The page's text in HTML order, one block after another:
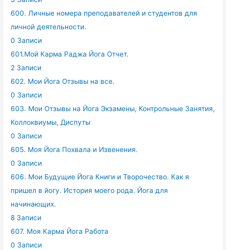
600. Личные номера преподавателей и студентов для
личной деятельности.
0 Записи
601.Мой Карма Раджа Йога Отчет.
2 Записи
602. Мои Йога Отзывы на все.
0 Записи
603. Мои Отзывы на Йога Экзамены, Контрольные Занятия,
Коллоквиумы, Диспуты
0 Записи
605. Моя Йога Похвала и Извенения.
0 Записи
606. Мои Будущие Йога Книги и Творочество. Как я
пришел в йогу. История моего рода. Йога для
начинающих.
8 Записи
607. Моя Карма Йога Работа
0 Записи